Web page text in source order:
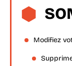
Modifiez